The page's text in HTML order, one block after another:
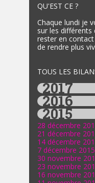
QU'EST CE ?
Chaque lundi je
sur les différents
rester en
de rendre plus
TOUS LES
2017
2016
2015
28 décembre
21 décembre
14 décembre
7 décembre 2015
30 novembre
23 novembre
16 novembre